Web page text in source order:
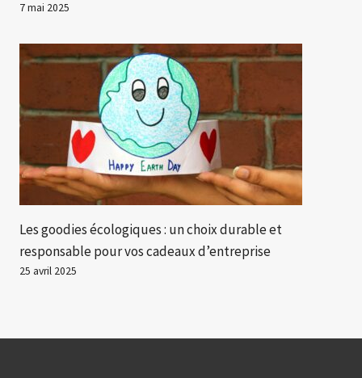
7 mai 2025
Les goodies écologiques : un choix durable et
responsable pour vos cadeaux d’entreprise
25 avril 2025